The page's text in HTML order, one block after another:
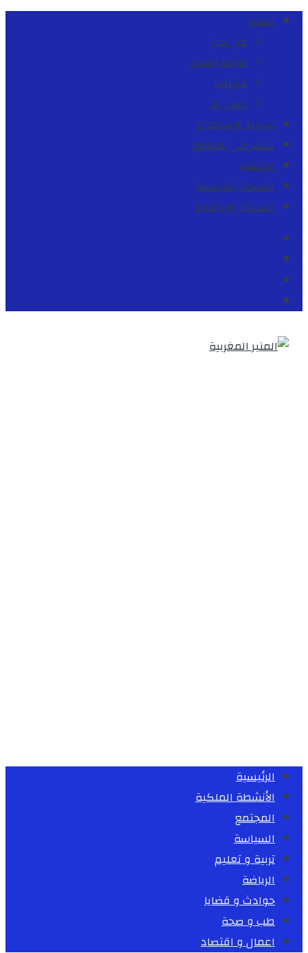
المنبر
من نحن
طاقم العمل
ميثاقنا
اتصل بنا
شروط الإستخدام
للنشر في الموقع
للإشهار
النسخة الفرنسية
النسخة الإنجليزية
الرئيسية
الأنشطة الملكية
المجتمع
السياسة
تربية و تعليم
الرياضة
حوادث و قضايا
طب و صحة
اعمال و اقتصاد